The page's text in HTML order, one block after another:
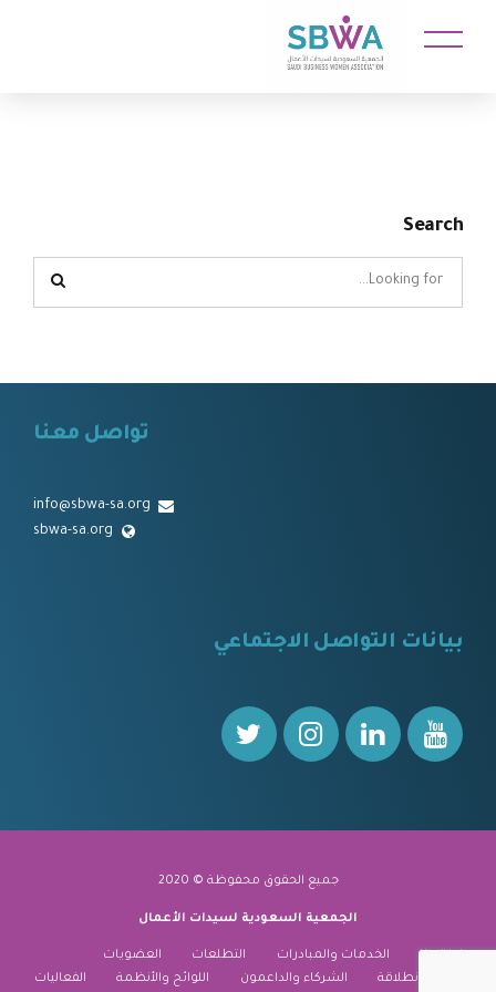
Search
تواصل معنا
info@sbwa-sa.org
sbwa-sa.org
بيانات التواصل الاجتماعي
جميع الحقوق محفوظة © 2020
الجمعية السعودية لسيدات الأعمال
نبذة عنا الخدمات والمبادرات التطلعات
العضويات
منارة الانطلاقة
الشركاء والداعمون اللوائح والأنظمة الفعاليات